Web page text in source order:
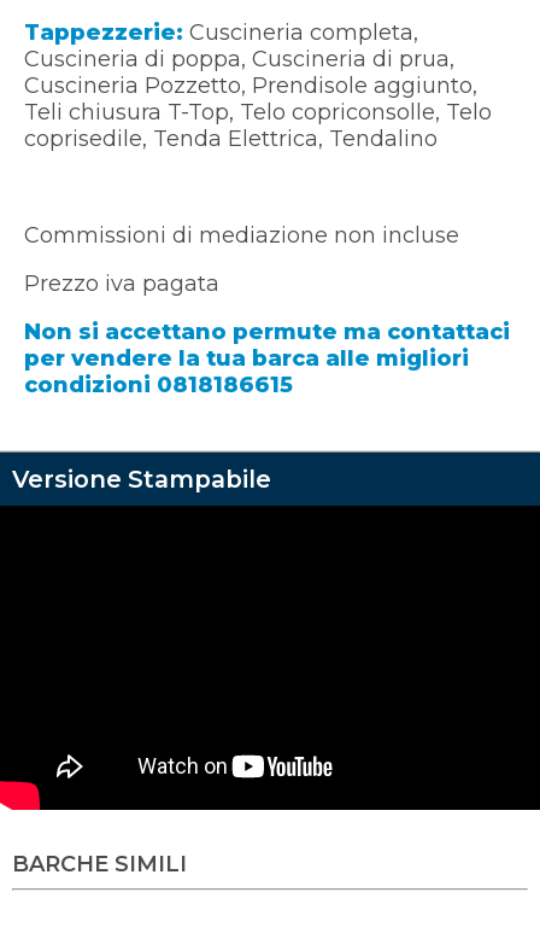
Tappezzerie: Cuscineria completa,
Cuscineria di poppa, Cuscineria di prua,
Cuscineria Pozzetto, Prendisole aggiunto,
Teli chiusura T-Top, Telo copriconsolle, Telo
coprisedile, Tenda Elettrica, Tendalino
Commissioni di mediazione non incluse
Prezzo iva pagata
Non si accettano permute ma contattaci
per vendere la tua barca alle migliori
condizioni 0818186615
Versione Stampabile
BARCHE SIMILI